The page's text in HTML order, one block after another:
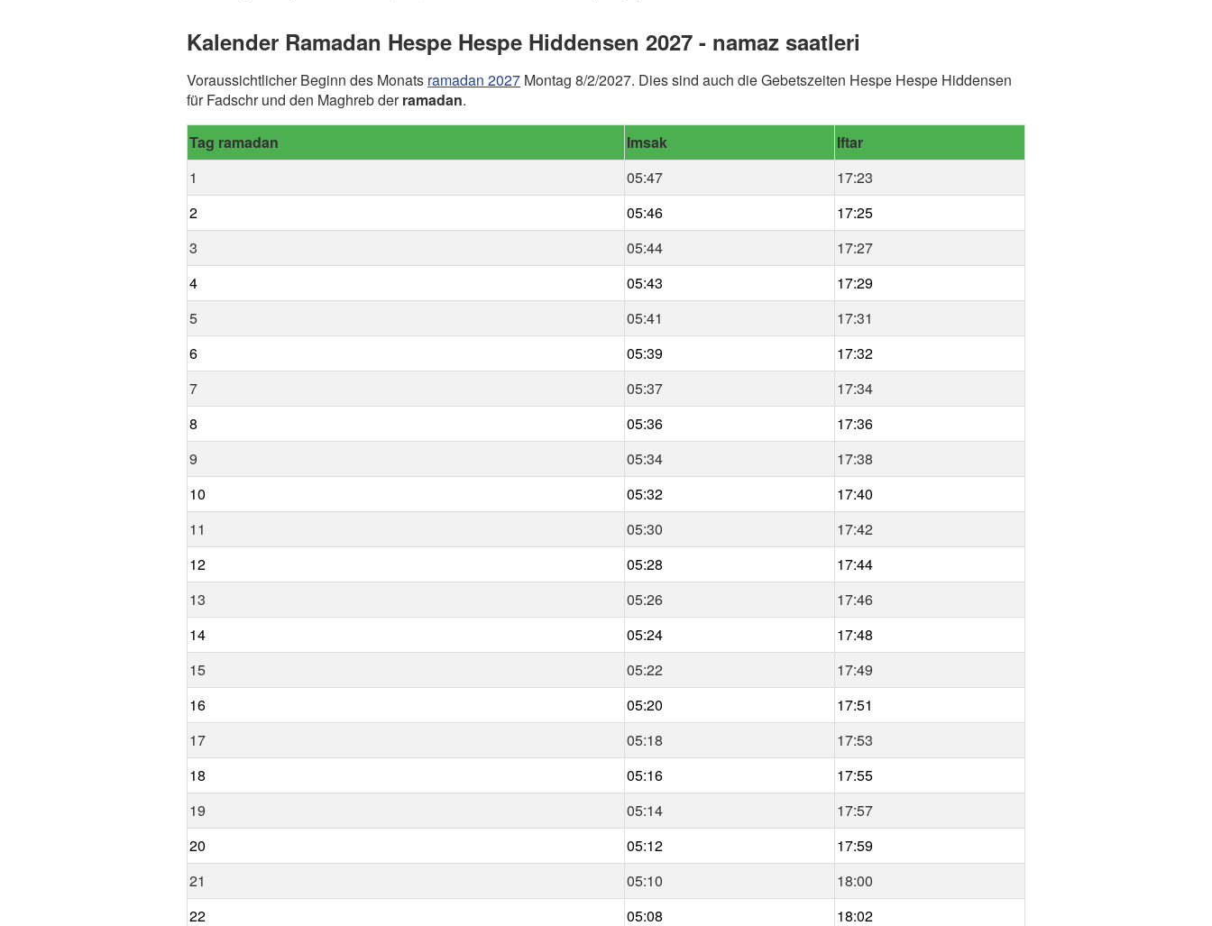
Kalender Ramadan Hespe Hespe Hiddensen 2027 - namaz saatleri
Voraussichtlicher Beginn des Monats ramadan 2027 Montag 8/2/2027. Dies sind auch die Gebetszeiten Hespe Hespe Hiddensen
für Fadschr und den Maghreb derramadan.
Tag ramadan Imsak
Iftar
1
05:47
17:23
2
05:46
17:25
3
05:44
17:27
4
05:43
17:29
5
05:41
17:31
6
05:39
17:32
7
05:37
17:34
8
05:36
17:36
9
05:34
17:38
10
05:32
17:40
11
05:30
17:42
12
05:28
17:44
13
05:26
17:46
14
05:24
17:48
15
05:22
17:49
16
05:20
17:51
17
05:18
17:53
18
05:16
17:55
19
05:14
17:57
20
05:12
17:59
21
05:10
18:00
22
05:08 18:02